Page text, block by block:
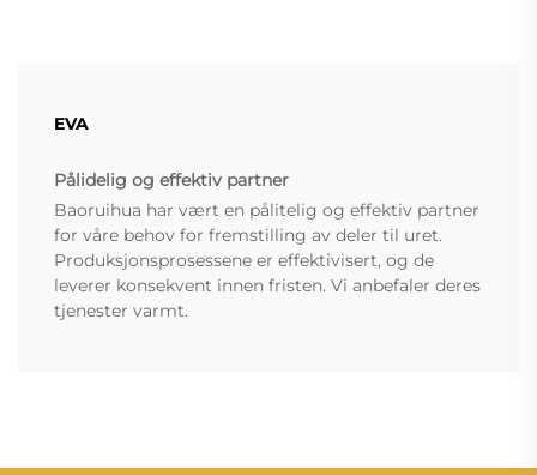
EVA
Pålidelig og effektiv partner
Baoruihua har vært en pålitelig og effektiv partner
for våre behov for fremstilling av deler til uret.
Produksjonsprosessene er effektivisert, og de
leverer konsekvent innen fristen. Vi anbefaler deres
tjenester varmt.